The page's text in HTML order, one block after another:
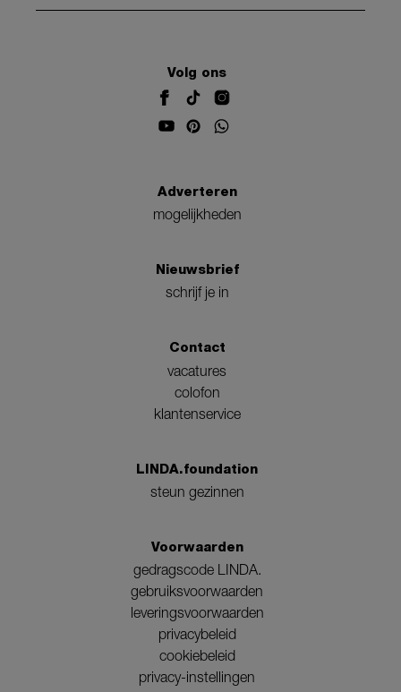
Volg ons
Adverteren
mogelijkheden
Nieuwsbrief
schrijf je in
Contact
vacatures
colofon
klantenservice
LINDA.foundation
steun gezinnen
Voorwaarden
gedragscode LINDA.
gebruiksvoorwaarden
leveringsvoorwaarden
privacybeleid
cookiebeleid
privacy-instellingen